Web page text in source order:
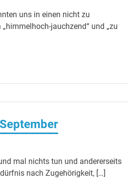
uns in einen nicht zu
jauchzend“ und „zu
mal nichts tun und andererseits
nach Zugehörigkeit, […]